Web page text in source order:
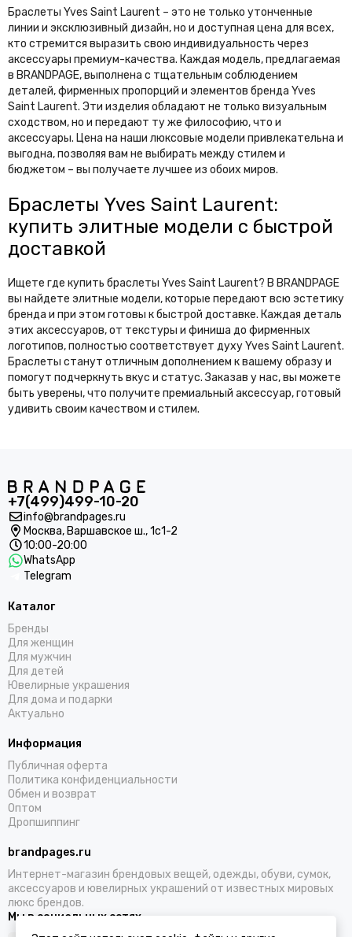
Браслеты Yves Saint Laurent – это не только утонченные
линии и эксклюзивный дизайн, но и доступная цена для всех,
кто стремится выразить свою индивидуальность через
аксессуары премиум-качества. Каждая модель, предлагаемая
в BRANDPAGE, выполнена с тщательным соблюдением
деталей, фирменных пропорций и элементов бренда Yves
Saint Laurent. Эти изделия обладают не только визуальным
сходством, но и передают ту же философию, что и
аксессуары. Цена на наши люксовые модели привлекательна и
выгодна, позволяя вам не выбирать между стилем и
бюджетом – вы получаете лучшее из обоих миров.
Браслеты Yves Saint Laurent:
купить элитные модели с быстрой
доставкой
Ищете где купить браслеты Yves Saint Laurent? В BRANDPAGE
вы найдете элитные модели, которые передают всю эстетику
бренда и при этом готовы к быстрой доставке. Каждая деталь
этих аксессуаров, от текстуры и финиша до фирменных
логотипов, полностью соответствует духу Yves Saint Laurent.
Браслеты станут отличным дополнением к вашему образу и
помогут подчеркнуть вкус и статус. Заказав у нас, вы можете
быть уверены, что получите премиальный аксессуар, готовый
удивить своим качеством и стилем.
+7(499)499-10-20
info@brandpages.ru
Москва, Варшавское ш., 1с1-2
10:00-20:00
WhatsApp
Telegram
Каталог
Бренды
Для женщин
Для мужчин
Для детей
Ювелирные украшения
Для дома и подарки
Актуально
Информация
Публичная оферта
Политика конфиденциальности
Обмен и возврат
Оптом
Дропшиппинг
brandpages.ru
Интернет-магазин брендовых вещей, одежды, обуви, сумок,
аксессуаров и ювелирных украшений от известных мировых
люкс брендов.
Мы в социальных сетях